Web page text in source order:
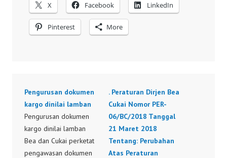
X Facebook LinkedIn
Pinterest More
Pengurusan dokumen
kargo dinilai lamban
Pengurusan dokumen
kargo dinilai lamban
Bea dan Cukai perketat
pengawasan dokumen
. Peraturan Dirjen Bea
Cukai Nomor PER-
06/BC/2018 Tanggal
21 Maret 2018
Tentang: Perubahan
Atas Peraturan